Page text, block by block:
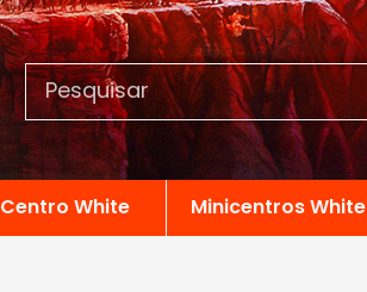
Centro White Minicentros White